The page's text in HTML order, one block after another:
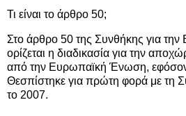
Τι είναι το άρθρο 50;
Στο άρθρο 50 της Συνθήκης για
ορίζεται η διαδικασία για την
από την Ευρωπαϊκή Ένωση, εφόσον
Θεσπίστηκε για πρώτη φορά με τη
το 2007.